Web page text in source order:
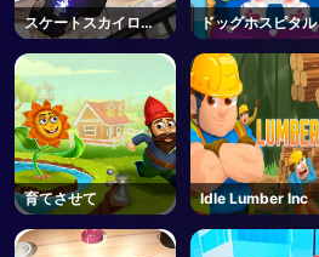
スケートスカイロー
ラー
ドッグホスピタル
育てさせて Idle Lumber Inc